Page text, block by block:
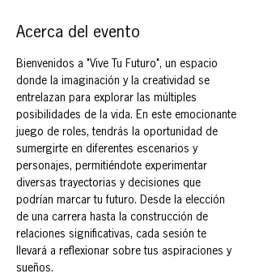
Acerca del evento
Bienvenidos a "Vive Tu Futuro", un espacio
donde la imaginación y la creatividad se
entrelazan para explorar las múltiples
posibilidades de la vida. En este emocionante
juego de roles, tendrás la oportunidad de
sumergirte en diferentes escenarios y
personajes, permitiéndote experimentar
diversas trayectorias y decisiones que
podrían marcar tu futuro. Desde la elección
de una carrera hasta la construcción de
relaciones significativas, cada sesión te
llevará a reflexionar sobre tus aspiraciones y
sueños.